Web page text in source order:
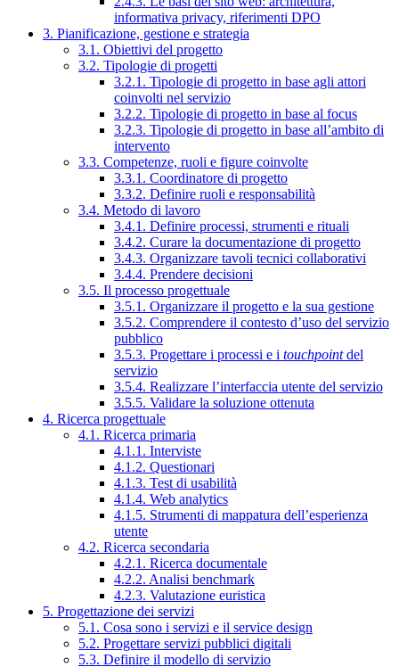
informativa privacy, riferimenti DPO
3. Pianificazione, gestione e strategia
3.1. Obiettivi del progetto
3.2. Tipologie di progetti
3.2.1. Tipologie di progetto in base agli attori
coinvolti nel servizio
3.2.2. Tipologie di progetto in base al focus
3.2.3. Tipologie di progetto in base all’ambito di
intervento
3.3. Competenze, ruoli e figure coinvolte
3.3.1. Coordinatore di progetto
3.3.2. Definire ruoli e responsabilità
3.4. Metodo di lavoro
3.4.1. Definire processi, strumenti e rituali
3.4.2. Curare la documentazione di progetto
3.4.3. Organizzare tavoli tecnici collaborativi
3.4.4. Prendere decisioni
3.5. Il processo progettuale
3.5.1. Organizzare il progetto e la sua gestione
3.5.2. Comprendere il contesto d’uso del servizio
pubblico
3.5.3. Progettare i processi e i touchpointdel
servizio
3.5.4. Realizzare l’interfaccia utente del servizio
3.5.5. Validare la soluzione ottenuta
4. Ricerca progettuale
4.1. Ricerca primaria
4.1.1. Interviste
4.1.2. Questionari
4.1.3. Test di usabilità
4.1.4. Web analytics
4.1.5. Strumenti di mappatura dell’esperienza
utente
4.2. Ricerca secondaria
4.2.1. Ricerca documentale
4.2.2. Analisi benchmark
4.2.3. Valutazione euristica
5. Progettazione dei servizi
5.1. Cosa sono i servizi e il service design
5.2. Progettare servizi pubblici digitali
5.3. Definire il modello di servizio